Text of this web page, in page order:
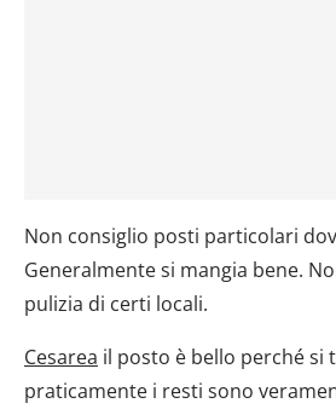
Non consiglio posti particolari
Generalmente si mangia bene.
pulizia di certi locali.
Cesarea il posto è bello perché si
praticamente i resti sono